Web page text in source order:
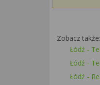
Zobacz także:
Łódź -
Łódź -
Łódź -